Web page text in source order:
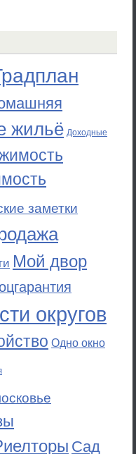
жильё Доходные
заметки
Мой двор
округов
Одно окно
Сад